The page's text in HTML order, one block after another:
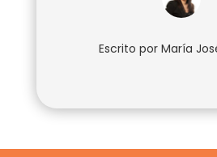
Escrito por María